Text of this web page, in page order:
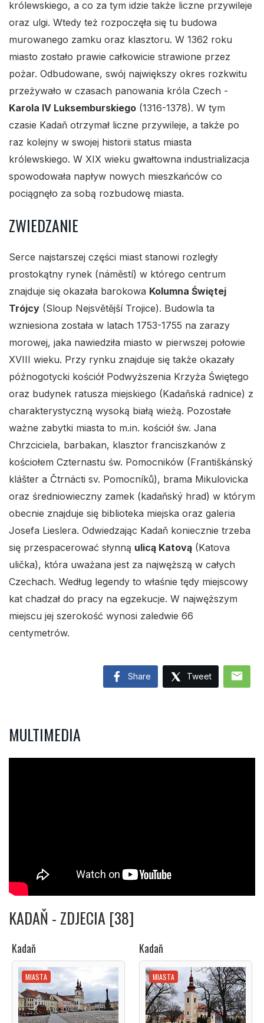
królewskiego, a co za tym idzie także liczne przywileje
oraz ulgi. Wtedy też rozpoczęła się tu budowa
murowanego zamku oraz klasztoru. W 1362 roku
miasto zostało prawie całkowicie strawione przez
pożar. Odbudowane, swój największy okres rozkwitu
przeżywało w czasach panowania króla Czech -
Karola IV Luksemburskiego (1316-1378). W tym
czasie Kadaň otrzymał liczne przywileje, a także po
raz kolejny w swojej historii status miasta
królewskiego. W XIX wieku gwałtowna industrializacja
spowodowała napływ nowych mieszkańców co
pociągnęło za sobą rozbudowę miasta.
ZWIEDZANIE
Serce najstarszej części miast stanowi rozległy
prostokątny rynek (náměstí) w którego centrum
znajduje się okazała barokowa Kolumna Świętej
Trójcy (Sloup Nejsvětější Trojice). Budowla ta
wzniesiona została w latach 1753-1755 na zarazy
morowej, jaka nawiedziła miasto w pierwszej połowie
XVIII wieku. Przy rynku znajduje się także okazały
późnogotycki kościół Podwyższenia Krzyża Świętego
oraz budynek ratusza miejskiego (Kadaňská radnice) z
charakterystyczną wysoką białą wieżą. Pozostałe
ważne zabytki miasta to m.in. kościół św. Jana
Chrzciciela, barbakan, klasztor franciszkanów z
kościołem Czternastu św. Pomocników (Františkánský
klášter a Čtrnácti sv. Pomocníků), brama Mikulovicka
oraz średniowieczny zamek (kadaňský hrad) w którym
obecnie znajduje się biblioteka miejska oraz galeria
Josefa Lieslera. Odwiedzając Kadaň koniecznie trzeba
się przespacerować słynną ulicą Katovą (Katova
ulička), która uważana jest za najwęższą w całych
Czechach. Według legendy to właśnie tędy miejscowy
kat chadzał do pracy na egzekucje. W najwęższym
miejscu jej szerokość wynosi zaledwie 66
centymetrów.
Share Tweet mail
MULTIMEDIA
KADAŇ - ZDJECIA [38]
Kadaň
MIASTA
Kadaň
MIASTA